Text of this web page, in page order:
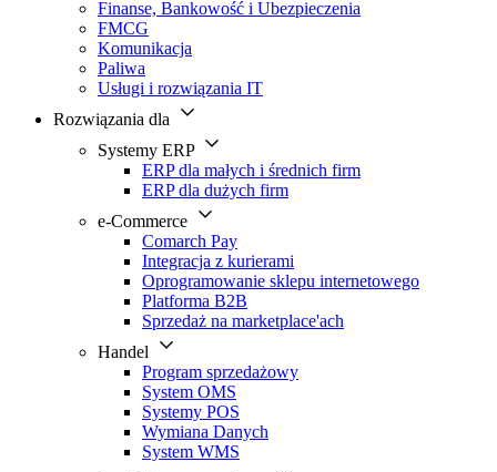
Finanse, Bankowość i Ubezpieczenia
FMCG
Komunikacja
Paliwa
Usługi i rozwiązania IT
Rozwiązania dla
Systemy ERP
ERP dla małych i średnich firm
ERP dla dużych firm
e-Commerce
Comarch Pay
Integracja z kurierami
Oprogramowanie sklepu internetowego
Platforma B2B
Sprzedaż na marketplace'ach
Handel
Program sprzedażowy
System OMS
Systemy POS
Wymiana Danych
System WMS